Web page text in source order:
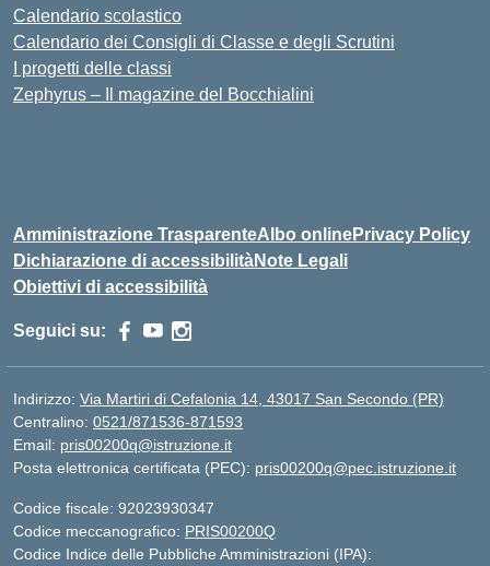
Calendario scolastico
Calendario dei Consigli di Classe e degli Scrutini
I progetti delle classi
Zephyrus – Il magazine del Bocchialini
Amministrazione TrasparenteAlbo onlinePrivacy Policy
Dichiarazione di accessibilitàNote Legali
Obiettivi di accessibilità
Seguici su:
Indirizzo: Via Martiri di Cefalonia 14, 43017 San Secondo (PR)
Centralino: 0521/871536-871593
Email: pris00200q@istruzione.it
Posta elettronica certificata (PEC): pris00200q@pec.istruzione.it
Codice fiscale: 92023930347
Codice meccanografico: PRIS00200Q
Codice Indice delle Pubbliche Amministrazioni (IPA):